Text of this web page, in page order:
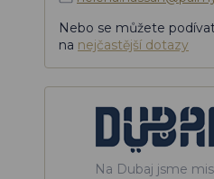
Nebo se můžete
na nejčastější dotazy
Na Dubaj jsme